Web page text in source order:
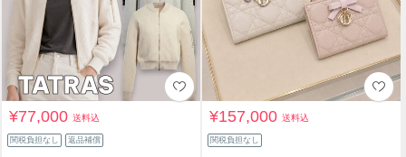
¥77,000送料込
関税負担なし 返品補償
¥157,000送料込
関税負担なし